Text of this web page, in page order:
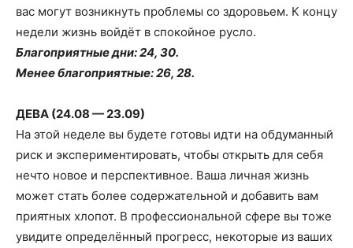
вас могут возникнуть проблемы со здоровьем. К концу
недели жизнь войдёт в спокойное русло.
Благоприятные дни: 24, 30.
Менее благоприятные: 26, 28.
ДЕВА (24.08 — 23.09)
На этой неделе вы будете готовы идти на обдуманный
риск и экспериментировать, чтобы открыть для себя
нечто новое и перспективное. Ваша личная жизнь
может стать более содержательной и добавить вам
приятных хлопот. В профессиональной сфере вы тоже
увидите определённый прогресс, некоторые из ваших